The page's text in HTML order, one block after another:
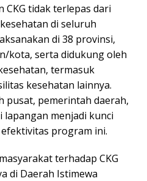
CKG tidak terlepas dari
di seluruh
di 38 provinsi,
kota, serta didukung oleh
termasuk
kesehatan lainnya.
pusat, pemerintah daerah,
menjadi kunci
program ini.
terhadap CKG
di Daerah Istimewa